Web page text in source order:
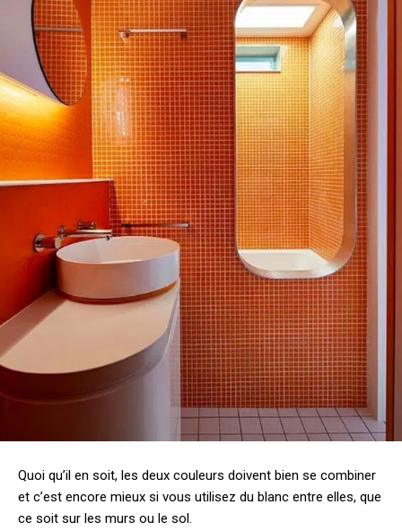
Quoi qu’il en soit, les deux couleurs doivent bien se combiner
et c’est encore mieux si vous utilisez du blanc entre elles, que
ce soit sur les murs ou le sol.